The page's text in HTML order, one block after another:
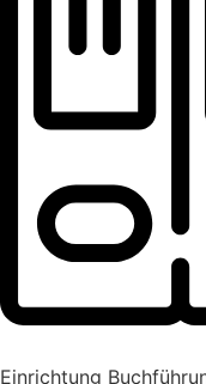
Einrichtung